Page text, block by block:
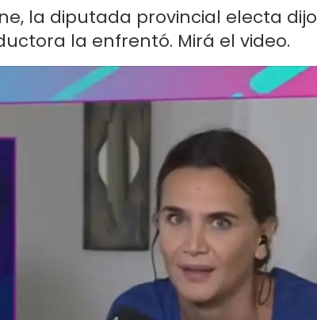
la diputada provincial electa dijo
la enfrentó. Mirá el video.